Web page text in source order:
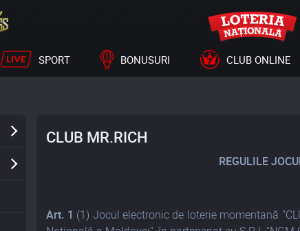
SPORT BONUSURI CLUB ONLINE
CLUB MR.RICH
REGULILE
Art. 1 (1) Jocul electronic de loterie momentană